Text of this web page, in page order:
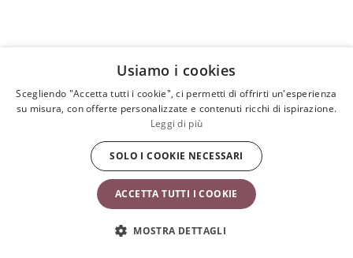
Potrebbe anche piacerti
Vasino Intelligente
Usiamo i cookies
Scegliendo "Accetta tutti i cookie", ci permetti di offrirti un'esperienza
su misura, con offerte personalizzate e contenuti ricchi di ispirazione.
Leggi di più
ACCETTA TUTTI I COOKIE
SOLO I COOKIE NECESSARI
MOSTRA DETTAGLI